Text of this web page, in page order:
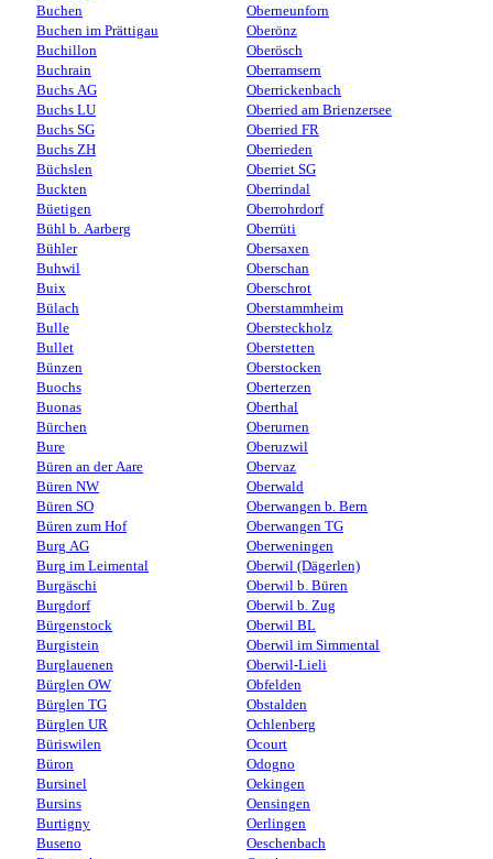
Buchen
Buchen im Prättigau
Buchillon
Buchrain
Buchs AG
Buchs LU
Buchs SG
Buchs ZH
Büchslen
Buckten
Büetigen
Bühl b. Aarberg
Bühler
Buhwil
Buix
Bülach
Bulle
Bullet
Bünzen
Buochs
Buonas
Bürchen
Bure
Büren an der Aare
Büren NW
Büren SO
Büren zum Hof
Burg AG
Burg im Leimental
Burgäschi
Burgdorf
Bürgenstock
Burgistein
Burglauenen
Bürglen OW
Bürglen TG
Bürglen UR
Büriswilen
Büron
Bursinel
Bursins
Burtigny
Buseno
Oberneunforn
Oberönz
Oberösch
Oberramsern
Oberrickenbach
Oberried am Brienzersee
Oberried FR
Oberrieden
Oberriet SG
Oberrindal
Oberrohrdorf
Oberrüti
Obersaxen
Oberschan
Oberschrot
Oberstammheim
Obersteckholz
Oberstetten
Oberstocken
Oberterzen
Oberthal
Oberurnen
Oberuzwil
Obervaz
Oberwald
Oberwangen b. Bern
Oberwangen TG
Oberweningen
Oberwil (Dägerlen)
Oberwil b. Büren
Oberwil b. Zug
Oberwil BL
Oberwil im Simmental
Oberwil-Lieli
Obfelden
Obstalden
Ochlenberg
Ocourt
Odogno
Oekingen
Oensingen
Oerlingen
Oeschenbach